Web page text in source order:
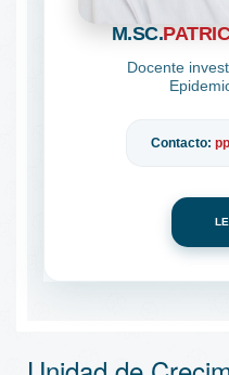
M.SC.
Docente
Contacto: